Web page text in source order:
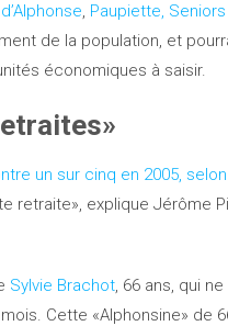
, Paupiette,
de la population, et
économiques à saisir.
un sur cinq en 2005, selon
retraite», explique Jérôme
Sylvie Brachot, 66 ans, qui
Cette «Alphonsine» de